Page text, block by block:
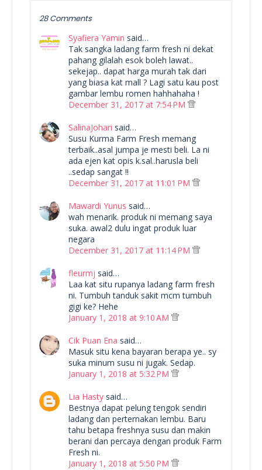
28 Comments
Syafiera Yamin said…
Tak sangka ladang farm fresh ni dekat
pahang gilalah esok boleh lawat..
sekejap.. dapat harga murah tak dari
yang biasa kat mall ? Lagi satu kau post
gambar lembu romen hahhahaha !
December 31, 2017 at 7:54 PM
SalinaJohari said…
Susu Kurma Farm Fresh memang
terbaik..asal jumpa je mesti beli. La ni
ada ejen kat opis k.sal..harusla beli
..sedap sangat !!
December 31, 2017 at 11:01 PM
Mawardi Yunus said…
wah menarik. produk ni memang saya
suka. awal2 dulu ingat produk luar
negara
December 31, 2017 at 11:14 PM
fleurmj said…
Laa kat situ rupanya ladang farm fresh
ni. Tumbuh tanduk sakit mcm tumbuh
gigi ke? Hehe
January 1, 2018 at 9:10 AM
Cik Puan Ena said…
Masuk situ kena bayaran berapa ye.. sy
suka minum susu ni jugak. Sedap.
January 1, 2018 at 5:32 PM
Lia Hasty said…
Bestnya dapat pelung tengok sendiri
ladang dan perternakan lembu. Baru
tahu betapa freshnya susu dan makin
berani dan percaya dengan produk Farm
Fresh ni.
January 1, 2018 at 5:50 PM